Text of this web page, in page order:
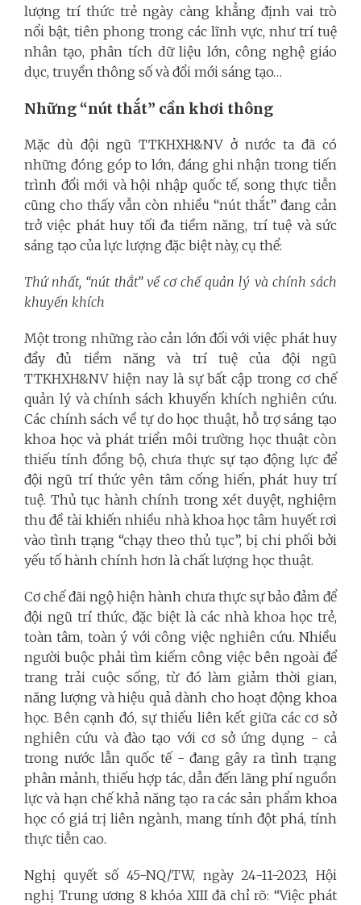
lượng trí thức trẻ ngày càng khẳng định vai trò
nổi bật, tiên phong trong các lĩnh vực, như trí tuệ
nhân tạo, phân tích dữ liệu lớn, công nghệ giáo
dục, truyền thông số và đổi mới sáng tạo…
Những “nút thắt” cần khơi thông
Mặc dù đội ngũ TTKHXH&NV ở nước ta đã có
những đóng góp to lớn, đáng ghi nhận trong tiến
trình đổi mới và hội nhập quốc tế, song thực tiễn
cũng cho thấy vẫn còn nhiều “nút thắt” đang cản
trở việc phát huy tối đa tiềm năng, trí tuệ và sức
sáng tạo của lực lượng đặc biệt này, cụ thể:
Thứ nhất, “nút thắt” về cơ chế quản lý và chính sách
khuyến khích
Một trong những rào cản lớn đối với việc phát huy
đầy đủ tiềm năng và trí tuệ của đội ngũ
TTKHXH&NV hiện nay là sự bất cập trong cơ chế
quản lý và chính sách khuyến khích nghiên cứu.
Các chính sách về tự do học thuật, hỗ trợ sáng tạo
khoa học và phát triển môi trường học thuật còn
thiếu tính đồng bộ, chưa thực sự tạo động lực để
đội ngũ trí thức yên tâm cống hiến, phát huy trí
tuệ. Thủ tục hành chính trong xét duyệt, nghiệm
thu đề tài khiến nhiều nhà khoa học tâm huyết rơi
vào tình trạng “chạy theo thủ tục”, bị chi phối bởi
yếu tố hành chính hơn là chất lượng học thuật.
Cơ chế đãi ngộ hiện hành chưa thực sự bảo đảm để
đội ngũ trí thức, đặc biệt là các nhà khoa học trẻ,
toàn tâm, toàn ý với công việc nghiên cứu. Nhiều
người buộc phải tìm kiếm công việc bên ngoài để
trang trải cuộc sống, từ đó làm giảm thời gian,
năng lượng và hiệu quả dành cho hoạt động khoa
học. Bên cạnh đó, sự thiếu liên kết giữa các cơ sở
nghiên cứu và đào tạo với cơ sở ứng dụng - cả
trong nước lẫn quốc tế - đang gây ra tình trạng
phân mảnh, thiếu hợp tác, dẫn đến lãng phí nguồn
lực và hạn chế khả năng tạo ra các sản phẩm khoa
học có giá trị liên ngành, mang tính đột phá, tính
thực tiễn cao.
Nghị quyết số 45-NQ/TW, ngày 24-11-2023, Hội
nghị Trung ương 8 khóa XIII đã chỉ rõ: “Việc phát